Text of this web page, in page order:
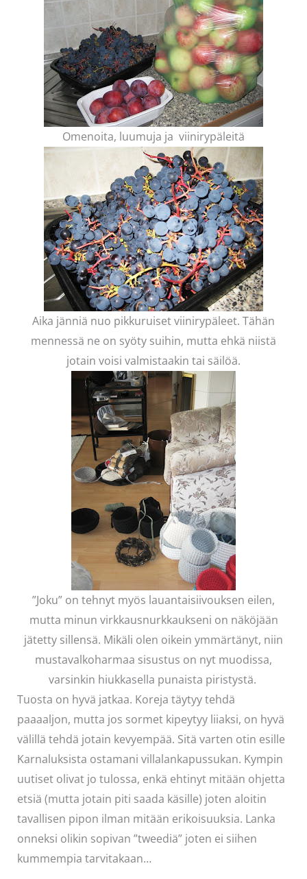
Omenoita, luumuja ja viinirypäleitä
Aika jänniä nuo pikkuruiset viinirypäleet. Tähän
mennessä ne on syöty suihin, mutta ehkä niistä
jotain voisi valmistaakin tai säilöä.
”Joku” on tehnyt myös lauantaisiivouksen eilen,
mutta minun virkkausnurkkaukseni on näköjään
jätetty sillensä. Mikäli olen oikein ymmärtänyt, niin
mustavalkoharmaa sisustus on nyt muodissa,
varsinkin hiukkasella punaista piristystä.
Tuosta on hyvä jatkaa. Koreja täytyy tehdä
paaaaljon, mutta jos sormet kipeytyy liiaksi, on hyvä
välillä tehdä jotain kevyempää. Sitä varten otin esille
Karnaluksista ostamani villalankapussukan. Kympin
uutiset olivat jo tulossa, enkä ehtinyt mitään ohjetta
etsiä (mutta jotain piti saada käsille) joten aloitin
tavallisen pipon ilman mitään erikoisuuksia. Lanka
onneksi olikin sopivan ”tweediä” joten ei siihen
kummempia tarvitakaan…